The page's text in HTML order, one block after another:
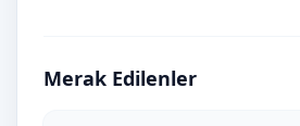
Merak Edilenler